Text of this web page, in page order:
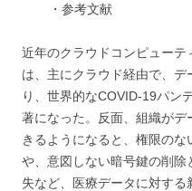
・参考文献
近年のクラウドコンピュー
は、主にクラウド経由で、
り、世界的なCOVID-19パン
著になった。反面、組織が
きるようになると、権限の
や、意図しない暗号鍵の削
失など、医療データに対する